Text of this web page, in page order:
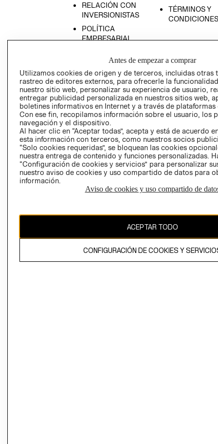
RELACIÓN CON
INVERSIONISTAS
POLÍTICA
EMPRESARIAL
TÉRMINOS Y
CONDICIONES
AVISO DE
PRIVACIDAD
GIFT CARD
El contenido de esta página web está protegido por copyright y es
Antes de empezar a comprar
Utilizamos cookies de origen y de terceros, incluidas otras
rastreo de editores externos, para ofrecerle la
nuestro sitio web, personalizar su experiencia de usuario,
entregar publicidad personalizada en nuestros sitios web,
boletines informativos en Internet y a través de plataformas
Con ese fin, recopilamos información sobre el usuario, los
navegación y el dispositivo.
Al hacer clic en “Aceptar todas”, acepta y está de acuerdo
esta información con terceros, como nuestros socios
“Solo cookies requeridas”, se bloquean las cookies
nuestra entrega de contenido y funciones personalizadas.
“Configuración de cookies y servicios” para personalizar
nuestro aviso de cookies y uso compartido de datos para
información.
Aviso de cookies y uso compartido de
ACEPTAR TODO
CONFIGURACIÓN DE COOKIES Y